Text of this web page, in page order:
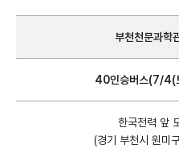
부천천문과학
40인승버스(7/4(
한국전력 앞
(경기 부천시 원미